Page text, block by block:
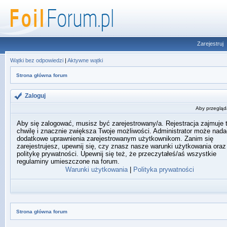
Zarejestruj
Wątki bez odpowiedzi | Aktywne wątki
Strona główna forum
Zaloguj
Aby
Aby się zalogować, musisz być zarejestrowany/a. Rejestracja zajmuje
chwilę i znacznie zwiększa Twoje możliwości. Administrator może
dodatkowe uprawnienia zarejestrowanym użytkownikom. Zanim się
zarejestrujesz, upewnij się, czy znasz nasze warunki użytkowania oraz
politykę prywatności. Upewnij się też, że przeczytałeś/aś wszystkie
regulaminy umieszczone na forum.
Warunki użytkowania| Polityka prywatności
Strona główna forum